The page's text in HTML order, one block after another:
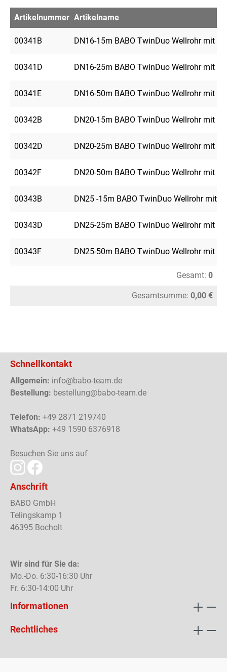
Artikelnummer Artikelname
00341B DN16-15m BABO TwinDuo Wellrohr mit
00341D DN16-25m BABO TwinDuo Wellrohr mit
00341E DN16-50m BABO TwinDuo Wellrohr mit
00342B DN20-15m BABO TwinDuo Wellrohr mit
00342D DN20-25m BABO TwinDuo Wellrohr mit
00342F DN20-50m BABO TwinDuo Wellrohr mit
00343B DN25 -15m BABO TwinDuo Wellrohr mit
00343D DN25-25m BABO TwinDuo Wellrohr mit
00343F DN25-50m BABO TwinDuo Wellrohr mit
Gesamt: 0
Gesamtsumme: 0,00 €
Schnellkontakt
Allgemein: info@babo-team.de
Bestellung: bestellung@babo-team.de
Telefon: +49 2871 219740
WhatsApp: +49 1590 6376918
Besuchen Sie uns auf
Anschrift
BABO GmbH
Telingskamp 1
46395 Bocholt
Wir sind für Sie da:
Mo.-Do. 6:30-16:30 Uhr
Fr. 6:30-14:00 Uhr
Informationen
Rechtliches